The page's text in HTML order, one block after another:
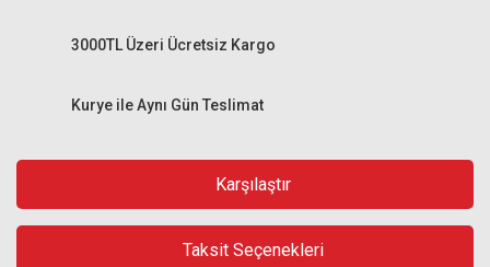
Kurye ile Aynı Gün Teslimat
3000TL Üzeri Ücretsiz Kargo
Karşılaştır
Taksit Seçenekleri